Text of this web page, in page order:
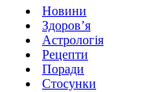
навігаціїНовини
Здоров’я
Астрологія
Рецепти
Поради
Стосунки